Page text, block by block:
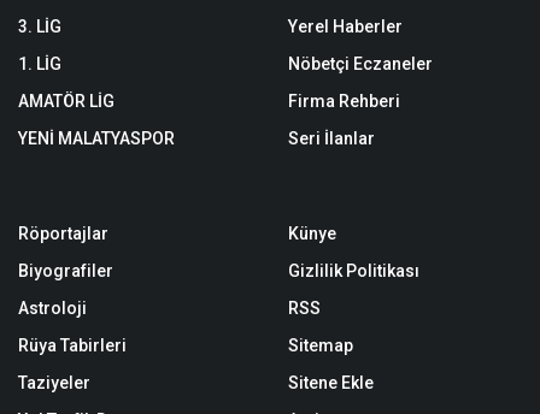
3. LİG
1. LİG
AMATÖR LİG
YENİ MALATYASPOR
Yerel Haberler
Nöbetçi Eczaneler
Firma Rehberi
Seri İlanlar
Röportajlar
Biyografiler
Astroloji
Rüya Tabirleri
Taziyeler
Künye
Gizlilik Politikası
RSS
Sitemap
Sitene Ekle